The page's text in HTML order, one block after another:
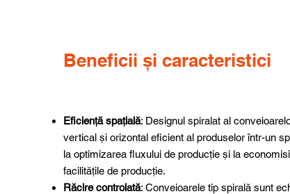
Beneficii și caracteristici
Eficiență spațială: Designul spiralat al
vertical și orizontal eficient al produselor într-un
la optimizarea fluxului de producție și la
facilitățile de producție.
Răcire controlată: Conveioarele tip spirală sunt